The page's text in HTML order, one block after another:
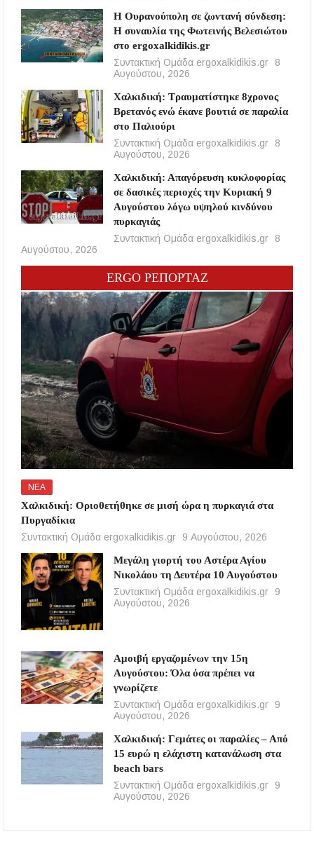
Η Ουρανούπολη σε ζωντανή σύνδεση:
Η συναυλία της Φωτεινής Βελεσιώτου
στο ergoxalkidikis.gr
Συντακτική Ομάδα ergoxalkidikis.gr
8
Αυγούστου, 2026
Χαλκιδική: Τραυματίστηκε 8χρονος
Βρετανός ενώ έκανε βουτιά σε παραλία
στο Παλιούρι
Συντακτική Ομάδα ergoxalkidikis.gr
8
Αυγούστου, 2026
Χαλκιδική: Απαγόρευση κυκλοφορίας
σε δασικές περιοχές την Κυριακή 9
Αυγούστου λόγω υψηλού κινδύνου
πυρκαγιάς
Συντακτική Ομάδα ergoxalkidikis.gr
8
Αυγούστου, 2026
ERGO ΡΕΠΟΡΤΑΖ
ΝΕΑ
Χαλκιδική: Οριοθετήθηκε σε μισή ώρα η πυρκαγιά στα
Πυργαδίκια
Συντακτική Ομάδα ergoxalkidikis.gr
9 Αυγούστου, 2026
Μεγάλη γιορτή του Αστέρα Αγίου
Νικολάου τη Δευτέρα 10 Αυγούστου
Συντακτική Ομάδα ergoxalkidikis.gr
9
Αυγούστου, 2026
Αμοιβή εργαζομένων την 15η
Αυγούστου: Όλα όσα πρέπει να
γνωρίζετε
Συντακτική Ομάδα ergoxalkidikis.gr
9
Αυγούστου, 2026
Χαλκιδική: Γεμάτες οι παραλίες – Από
15 ευρώ η ελάχιστη κατανάλωση στα
beach bars
Συντακτική Ομάδα ergoxalkidikis.gr
9
Αυγούστου, 2026